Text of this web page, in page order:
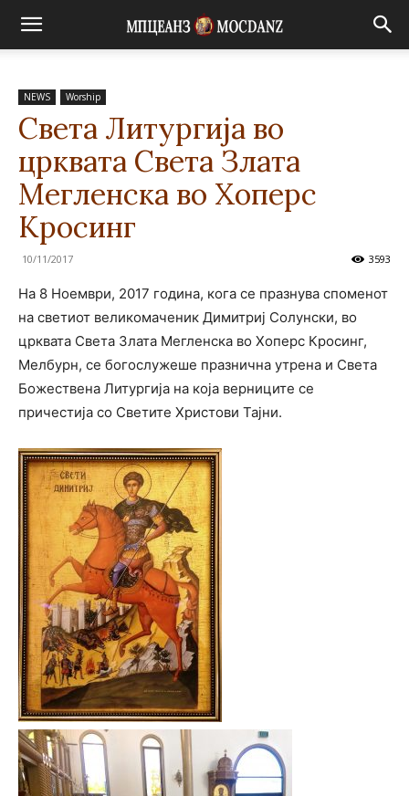
NEWS Worship
Света Литургија во
црквата Света Злата
Мегленска во Хоперс
Кросинг
10/11/2017 3593
На 8 Ноември, 2017 година, кога се празнува споменот
на светиот великомаченик Димитриј Солунски, во
црквата Света Злата Мегленска во Хоперс Кросинг,
Мелбурн, се богослужеше празнична утрена и Света
Божествена Литургија на која верниците се
причестија со Светите Христови Тајни.